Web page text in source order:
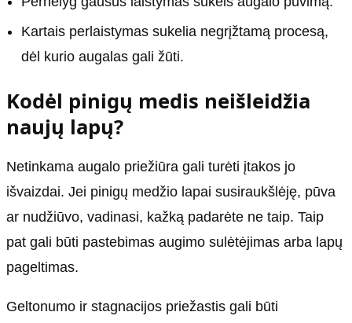
Kartais perlaistymas sukelia negrįžtamą procesą,
dėl kurio augalas gali žūti.
Kodėl pinigų medis neišleidžia
naujų lapų?
Netinkama augalo priežiūra gali turėti įtakos jo
išvaizdai. Jei pinigų medžio lapai susiraukšlėję, pūva
ar nudžiūvo, vadinasi, kažką padarėte ne taip. Taip
pat gali būti pastebimas augimo sulėtėjimas arba lapų
pageltimas.
Geltonumo ir stagnacijos priežastis gali būti